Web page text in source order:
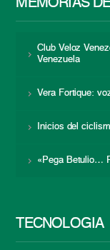
MEMORIAS
Club Veloz
Venezuela
Vera Fortique:
Inicios del
«Pega Betulio…
TECNOLOGÍA